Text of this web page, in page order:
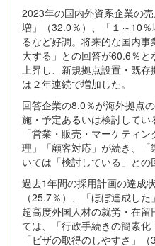
2023年の国内外資系企業の
増」（32.0％）、「１～10
るなど好調。将来的な国内
大する」との回答が60.6％
上昇し、新規拠点設置・既
は２年連続で増加した。
回答企業の8.0％が海外拠点
施・予定あるいは検討してい
「営業・販売・マーケティ
理」「顧客対応」が続き、
いては「検討している」との
過去1年間の採用計画の達成
（25.7％）、「ほぼ達成し
超高度外国人材の就労・在
ては、「行政手続きの簡素化
「ビザの取得のしやすさ」